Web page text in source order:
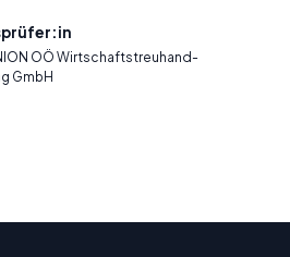
OÖ Wirtschaftstreuhand-
GmbH